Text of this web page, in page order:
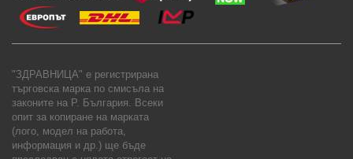
"ЗДРАВНИЦА" е регистрирана
търговска марка по смисъла на
законите на Р. България. Всеки
опит за копиране на марката
(лого, модел на работа,
информация и др.) ще бъде